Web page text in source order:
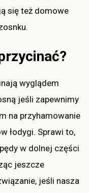
się też domowe
wyglądem
jeśli zapewnimy
na przyhamowanie
łodygi. Sprawi to,
w dolnej części
jeszcze
jeśli nasza